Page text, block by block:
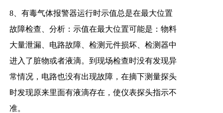
8、有毒气体报警器运行时示值总是在最大位置
故障检查、分析：示值在最大位置可能是：物料
大量泄漏、电路故障、检测元件损坏、检测器中
进入了脏物或者液滴。到现场检查时没有发现异
常情况，电路也没有出现故障，在摘下测量探头
时发现原来里面有液滴存在，使仪表探头指示不
准。